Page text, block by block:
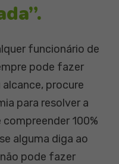
funcionário de
pode fazer
procure
para resolver a
100%
alguma diga ao
pode fazer